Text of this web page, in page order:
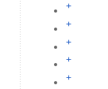
+
+
+
+
+